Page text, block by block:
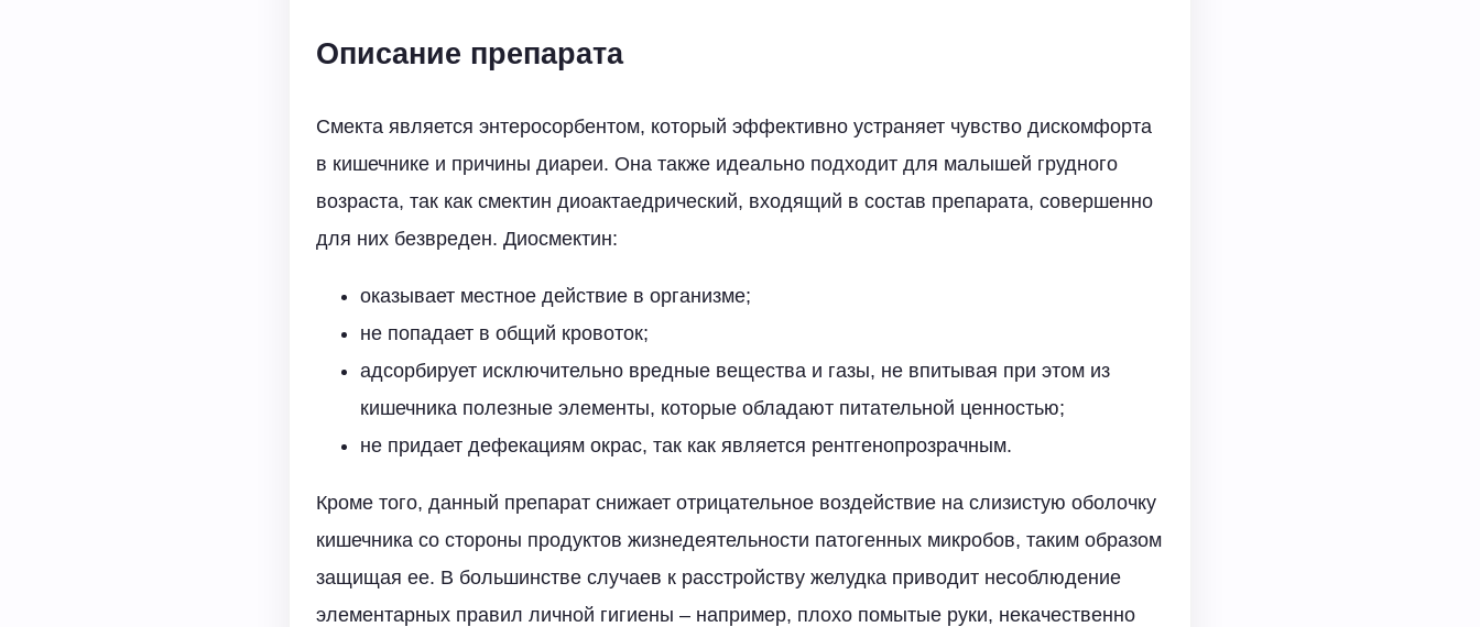
Описание препарата
Смекта является энтеросорбентом, который эффективно устраняет чувство дискомфорта
в кишечнике и причины диареи. Она также идеально подходит для малышей грудного
возраста, так как смектин диоактаедрический, входящий в состав препарата, совершенно
для них безвреден. Диосмектин:
оказывает местное действие в организме;
не попадает в общий кровоток;
адсорбирует исключительно вредные вещества и газы, не впитывая при этом из
кишечника полезные элементы, которые обладают питательной ценностью;
не придает дефекациям окрас, так как является рентгенопрозрачным.
Кроме того, данный препарат снижает отрицательное воздействие на слизистую оболочку
кишечника со стороны продуктов жизнедеятельности патогенных микробов, таким образом
защищая ее. В большинстве случаев к расстройству желудка приводит несоблюдение
элементарных правил личной гигиены – например, плохо помытые руки, некачественно